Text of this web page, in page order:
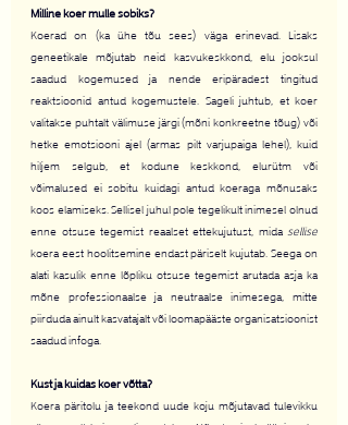
Milline koer mulle sobiks?
Koerad on (ka ühe tõu sees) väga erinevad. Lisaks
geneetikale mõjutab neid kasvukeskkond, elu jooksul
saadud kogemused ja nende eripäradest tingitud
reaktsioonid antud kogemustele. Sageli juhtub, et koer
valitakse puhtalt välimuse järgi (mõni konkreetne tõug) või
hetke emotsiooni ajel (armas pilt varjupaiga lehel), kuid
hiljem selgub, et kodune keskkond, elurütm või
võimalused ei sobitu kuidagi antud koeraga mõnusaks
koos elamiseks. Sellisel juhul pole tegelikult inimesel olnud
enne otsuse tegemist reaalset ettekujutust, mida sellise
koera eest hoolitsemine endast päriselt kujutab. Seega on
alati kasulik enne lõpliku otsuse tegemist arutada asja ka
mõne professionaalse ja neutraalse inimesega, mitte
piirduda ainult kasvatajalt või loomapääste organisatsioonist
saadud infoga.
Kust ja kuidas koer võtta?
Koera päritolu ja teekond uude koju mõjutavad tulevikku